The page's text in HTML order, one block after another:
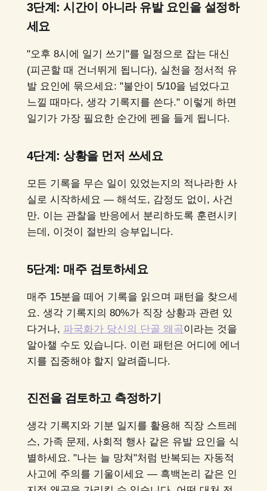
3단계: 시간이 아니라 유발 요인을 설정하
세요
"오후 8시에 일기 쓰기"를 일정으로 잡는 대신
(피곤할 때 건너뛰게 됩니다), 실천을 정서적 유
발 요인에 묶으세요: "불안이 5/10을 넘었다고
느낄 때마다, 생각 기록지를 쓴다." 이렇게 하면
일기가 가장 필요한 순간에 펜을 들게 됩니다.
4단계: 상황을 먼저 쓰세요
모든 기록을 무슨 일이 있었는지의 적나라한 사
실로 시작하세요 — 해석도, 감정도 없이, 사건
만. 이는 관찰을 반응에서 분리하도록 훈련시키
는데, 이것이 절반의 승부입니다.
5단계: 매주 검토하세요
매주 15분을 떼어 기록을 읽으며 패턴을 찾으세
요. 생각 기록지의 80%가 직장 상황과 관련 있
다거나, 파국화가 당신의 단골 왜곡이라는 것을
알아챌 수도 있습니다. 이런 패턴은 어디에 에너
지를 집중해야 할지 알려줍니다.
진전을 검토하고 측정하기
생각 기록지와 기분 일지를 활용해 직장 스트레
스, 가족 문제, 사회적 행사 같은 유발 요인을 식
별하세요. "나는 늘 망쳐"처럼 반복되는 자동적
사고에 주의를 기울이세요 — 흑백논리 같은 인